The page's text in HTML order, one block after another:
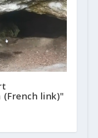
(French link)"